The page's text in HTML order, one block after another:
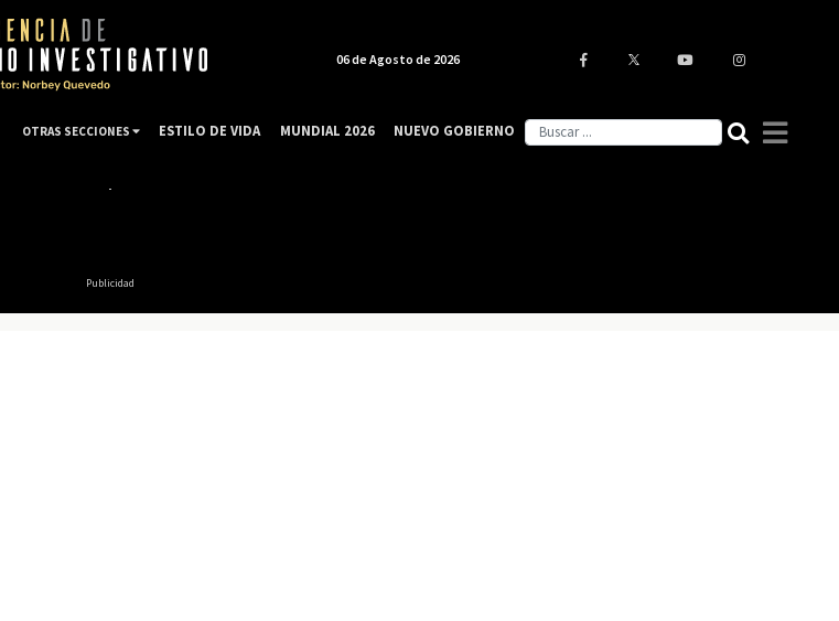
Publicidad
06 de Agosto de 2026
OTRAS SECCIONES ESTILO DE VIDA MUNDIAL 2026 NUEVO GOBIERNO